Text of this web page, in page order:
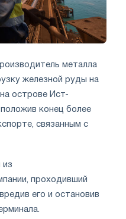
металла
железной руды на
острове Ист-
конец более
связанным с
из
проходивший
его и остановив